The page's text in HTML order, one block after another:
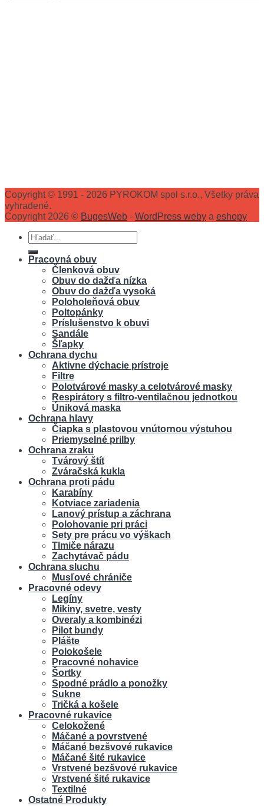
Copyright © 1991 - 2026 PYROKOM spol s.r.o., Všetky práva
vyhradené.
Copyright 2026 © BugesWeb - WordPress weby a eshopy
Hľadať:
Pracovná obuv
Členková obuv
Obuv do dažďa nízka
Obuv do dažďa vysoká
Poloholeňová obuv
Poltopánky
Príslušenstvo k obuvi
Sandále
Šľapky
Ochrana dychu
Aktivne dýchacie prístroje
Filtre
Polotvárové masky a celotvárové masky
Respirátory s filtro-ventilačnou jednotkou
Úniková maska
Ochrana hlavy
Čiapka s plastovou vnútornou výstuhou
Priemyselné prilby
Ochrana zraku
Tvárový štít
Zváračská kukla
Ochrana proti pádu
Karabíny
Kotviace zariadenia
Lanový prístup a záchrana
Polohovanie pri práci
Sety pre prácu vo výškach
Tlmiče nárazu
Zachytávač pádu
Ochrana sluchu
Musľové chrániče
Pracovné odevy
Legíny
Mikiny, svetre, vesty
Overaly a kombinézi
Pilot bundy
Plášte
Polokošele
Pracovné nohavice
Šortky
Spodné prádlo a ponožky
Sukne
Tričká a košele
Pracovné rukavice
Celokožené
Máčané a povrstvené
Máčané bezšvové rukavice
Máčané šité rukavice
Vrstvené bezšvové rukavice
Vrstvené šité rukavice
Textilné
Ostatné Produkty